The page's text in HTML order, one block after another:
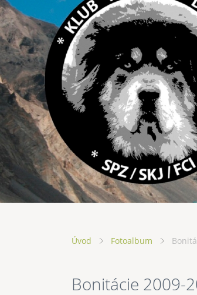
Úvod Fotoalbum
Bonitácie 2009-